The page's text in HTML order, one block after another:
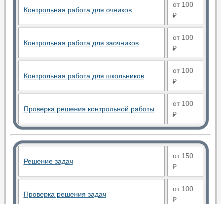
Контрольная работа для очников
от 100
₽
Контрольная работа для заочников
от 100
₽
Контрольная работа для школьников
от 100
₽
Проверка решения контрольной работы
от 100
₽
Решение задач
от 150
₽
Проверка решения задач
от 100
₽